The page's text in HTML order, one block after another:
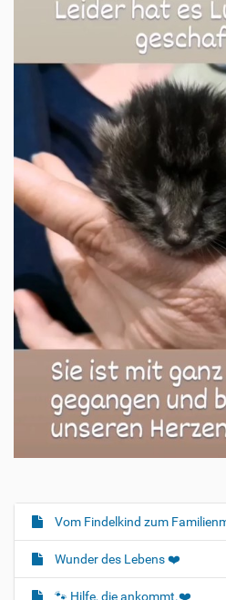
N
a
v
Vom Findelkind zum
Wunder des Lebens ❤️
🐾 Hilfe, die ankommt.❤️